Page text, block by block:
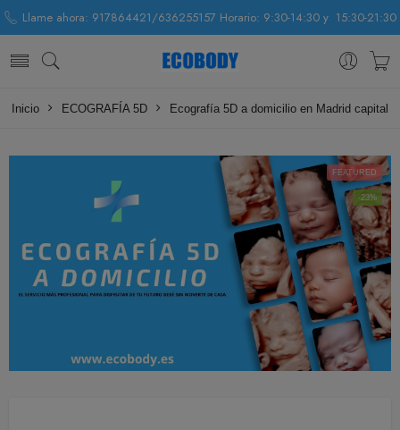
Llame ahora: 917864421/636255157 Horario: 9:30-14:30 y 15:30-21:30
Inicio ECOGRAFÍA 5D Ecografía 5D a domicilio en Madrid capital
FEATURED
-23%